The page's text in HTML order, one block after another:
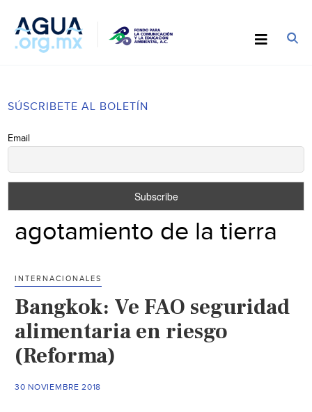
SÚSCRIBETE AL BOLETÍN
Email
agotamiento de la tierra
INTERNACIONALES
Bangkok: Ve FAO seguridad
alimentaria en riesgo
(Reforma)
30 NOVIEMBRE 2018